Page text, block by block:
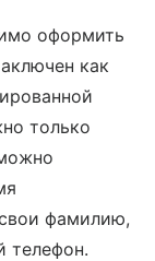
оформить
как
только
фамилию,
телефон.